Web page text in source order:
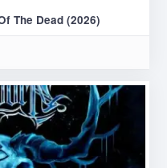
The Dead (2026)